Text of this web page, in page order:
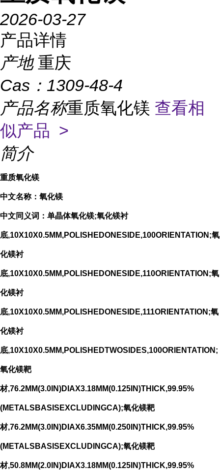
2026-03-27
产品详情
产地 重庆
Cas： 1309-48-4
产品名称重质氧化镁 查看相
似产品 >
简介
重质氧化镁
中文名称：氧化镁
中文同义词：单晶体氧化镁;氧化镁衬
底,10X10X0.5MM,POLISHEDONESIDE,100ORIENTATION;氧
化镁衬
底,10X10X0.5MM,POLISHEDONESIDE,110ORIENTATION;氧
化镁衬
底,10X10X0.5MM,POLISHEDONESIDE,111ORIENTATION;氧
化镁衬
底,10X10X0.5MM,POLISHEDTWOSIDES,100ORIENTATION;
氧化镁靶
材,76.2MM(3.0IN)DIAX3.18MM(0.125IN)THICK,99.95%
(METALSBASISEXCLUDINGCA);氧化镁靶
材,76.2MM(3.0IN)DIAX6.35MM(0.250IN)THICK,99.95%
(METALSBASISEXCLUDINGCA);氧化镁靶
材,50.8MM(2.0IN)DIAX3.18MM(0.125IN)THICK,99.95%